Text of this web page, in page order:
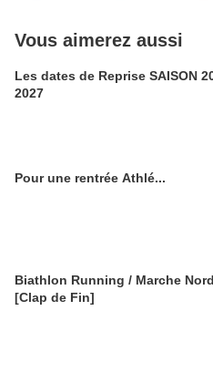
Vous aimerez aussi
Les dates de Reprise SAISON
2027
Pour une rentrée Athlé...
Biathlon Running / Marche
[Clap de Fin]